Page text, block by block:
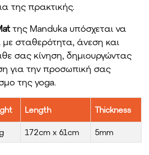
της πρακτικής.
της Manduka υπόσχεται να
με σταθερότητα, άνεση και
σας κίνηση, δημιουργώντας
για την προσωπική σας
της yoga.
Length Thickness
172cm x 61cm 5mm